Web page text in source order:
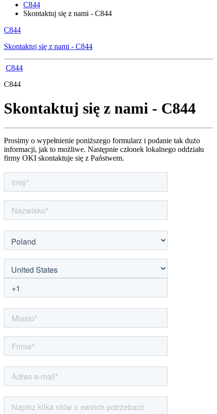
C844
Skontaktuj się z nami - C844
C844
Skontaktuj się z nami - C844
C844
C844
Skontaktuj się z nami - C844
Prosimy o wypełnienie poniższego formularz i podanie tak dużo
informacji, jak to możliwe. Następnie członek lokalnego oddziału
firmy OKI skontaktuje się z Państwem.